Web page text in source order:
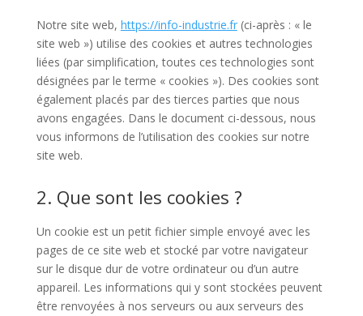
Notre site web, https://info-industrie.fr(ci-après : « le
site web ») utilise des cookies et autres technologies
liées (par simplification, toutes ces technologies sont
désignées par le terme « cookies »). Des cookies sont
également placés par des tierces parties que nous
avons engagées. Dans le document ci-dessous, nous
vous informons de l’utilisation des cookies sur notre
site web.
2. Que sont les cookies ?
Un cookie est un petit fichier simple envoyé avec les
pages de ce site web et stocké par votre navigateur
sur le disque dur de votre ordinateur ou d’un autre
appareil. Les informations qui y sont stockées peuvent
être renvoyées à nos serveurs ou aux serveurs des